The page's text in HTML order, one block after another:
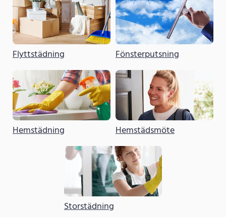
Flyttstädning Fönsterputsning
Hemstädning Hemstädsmöte
Storstädning